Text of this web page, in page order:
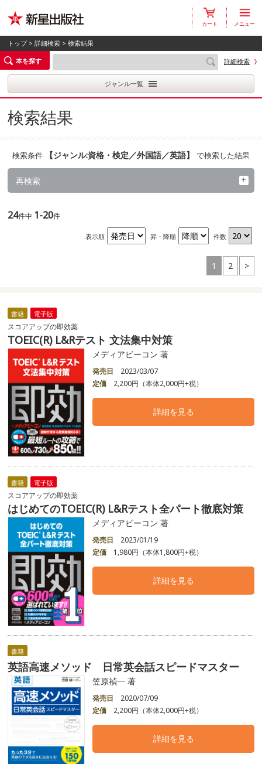
カート メニュー
トップ>詳細検索 > 検索結果
本を探す
詳細検索
ジャンル一覧
検索結果
検索条件 【ジャンル:資格・検定／外国語／英語】 で検索した結果
再検索
24件中 1-20件
表示順 昇・降順 件数
1 2 >
書籍 電子版
スコアアップの即効薬
TOEIC(R) L&Rテスト 文法集中対策
メディアビーコン 著
発売日
2023/03/07
定価
2,200円（本体2,000円+税）
詳細を見る
書籍 電子版
スコアアップの即効薬
はじめてのTOEIC(R) L&Rテスト全パート徹底対策
メディアビーコン 著
発売日
2023/01/19
定価
1,980円（本体1,800円+税）
詳細を見る
書籍
英語高速メソッド 日常英会話スピードマスター
笠原禎一 著
発売日
2020/07/09
定価
2,200円（本体2,000円+税）
詳細を見る